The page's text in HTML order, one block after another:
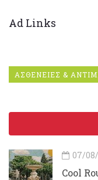
Ad Links
ΑΣΘΕΝΕΙΕΣ &
07/
Cool